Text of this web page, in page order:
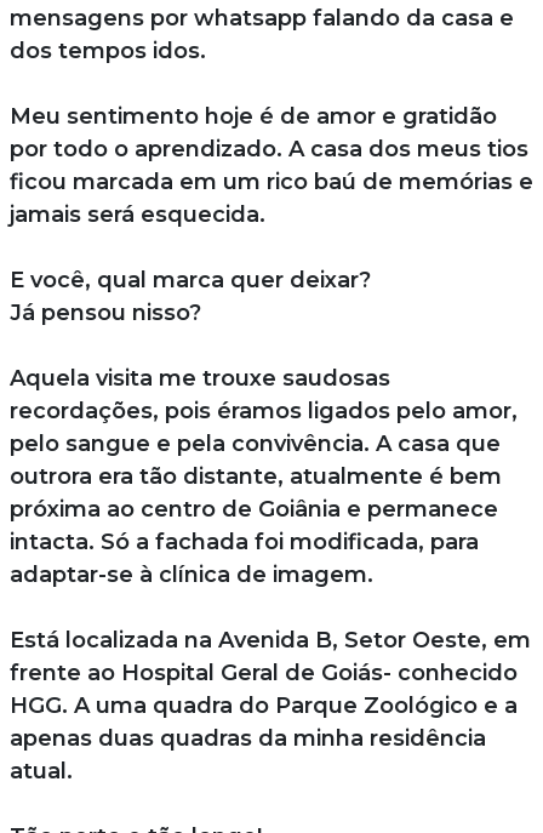
mensagens por whatsapp falando da casa e
dos tempos idos.
Meu sentimento hoje é de amor e gratidão
por todo o aprendizado. A casa dos meus tios
ficou marcada em um rico baú de memórias e
jamais será esquecida.
E você, qual marca quer deixar?
Já pensou nisso?
Aquela visita me trouxe saudosas
recordações, pois éramos ligados pelo amor,
pelo sangue e pela convivência. A casa que
outrora era tão distante, atualmente é bem
próxima ao centro de Goiânia e permanece
intacta. Só a fachada foi modificada, para
adaptar-se à clínica de imagem.
Está localizada na Avenida B, Setor Oeste, em
frente ao Hospital Geral de Goiás- conhecido
HGG. A uma quadra do Parque Zoológico e a
apenas duas quadras da minha residência
atual.